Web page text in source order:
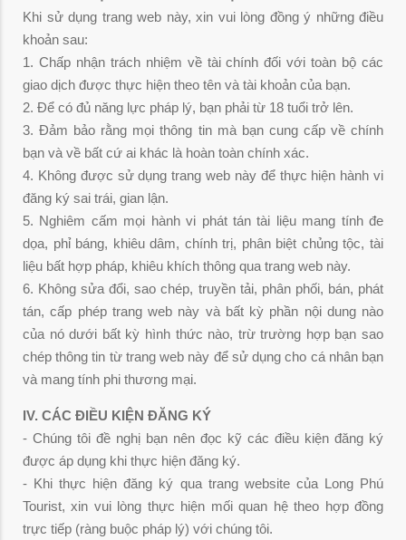
Khi sử dụng trang web này, xin vui lòng đồng ý những điều
khoản sau:
1. Chấp nhận trách nhiệm về tài chính đối với toàn bộ các
giao dịch được thực hiện theo tên và tài khoản của bạn.
2. Để có đủ năng lực pháp lý, bạn phải từ 18 tuổi trở lên.
3. Đảm bảo rằng mọi thông tin mà bạn cung cấp về chính
bạn và về bất cứ ai khác là hoàn toàn chính xác.
4. Không được sử dụng trang web này để thực hiện hành vi
đăng ký sai trái, gian lận.
5. Nghiêm cấm mọi hành vi phát tán tài liệu mang tính đe
dọa, phỉ báng, khiêu dâm, chính trị, phân biệt chủng tộc, tài
liệu bất hợp pháp, khiêu khích thông qua trang web này.
6. Không sửa đổi, sao chép, truyền tải, phân phối, bán, phát
tán, cấp phép trang web này và bất kỳ phần nội dung nào
của nó dưới bất kỳ hình thức nào, trừ trường hợp bạn sao
chép thông tin từ trang web này để sử dụng cho cá nhân bạn
và mang tính phi thương mại.
IV. CÁC ĐIỀU KIỆN ĐĂNG KÝ
- Chúng tôi đề nghị bạn nên đọc kỹ các điều kiện đăng ký
được áp dụng khi thực hiện đăng ký.
- Khi thực hiện đăng ký qua trang website của Long Phú
Tourist, xin vui lòng thực hiện mối quan hệ theo hợp đồng
trực tiếp (ràng buộc pháp lý) với chúng tôi.